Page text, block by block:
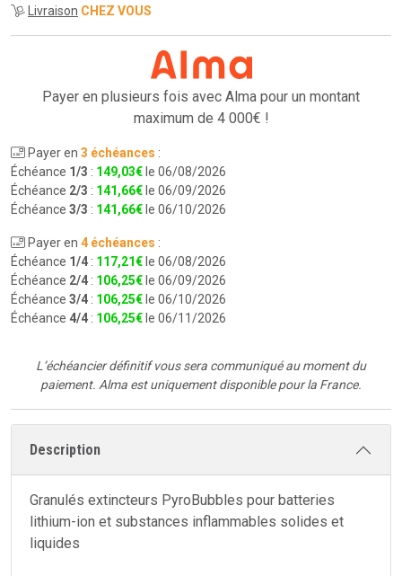
Livraison CHEZ VOUS
Payer en plusieurs fois avec Alma pour un montant
maximum de 4 000€ !
Payer en 3 échéances :
Échéance 1/3 : 149,03€ le 06/08/2026
Échéance 2/3 : 141,66€ le 06/09/2026
Échéance 3/3 : 141,66€ le 06/10/2026
Payer en 4 échéances :
Échéance 1/4 : 117,21€ le 06/08/2026
Échéance 2/4 : 106,25€ le 06/09/2026
Échéance 3/4 : 106,25€ le 06/10/2026
Échéance 4/4 : 106,25€ le 06/11/2026
L’échéancier définitif vous sera communiqué au moment du
paiement. Alma est uniquement disponible pour la France.
Description
Granulés extincteurs PyroBubbles pour batteries
lithium-ion et substances inflammables solides et
liquides